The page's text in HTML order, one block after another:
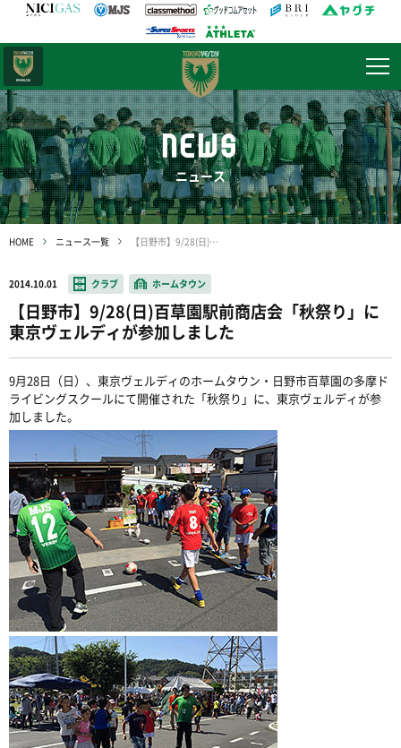
NEWS
ニュース
HOME ニュース一覧 【日野市】9/28(日)百草園駅前商店会「秋祭り」に東京ヴェルディが参加しました
2014.10.01 クラブ ホームタウン
【日野市】9/28(日)百草園駅前商店会「秋祭り」に
東京ヴェルディが参加しました
9月28日（日）、東京ヴェルディのホームタウン・日野市百草園の多摩ド
ライビングスクールにて開催された「秋祭り」に、東京ヴェルディが参
加しました。